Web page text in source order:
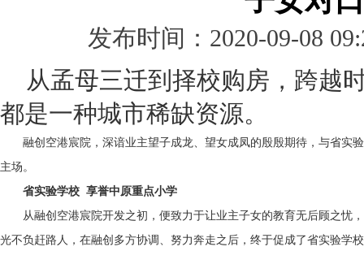
发布时间：2020-09-08
从孟母三迁到择校购房，跨越
都是一种城市稀缺资源。
融创空港宸院，深谙业主望子成龙、望女成凤的殷殷期待，与省实
主场。
省实验学校 享誉中原重点小学
从融创空港宸院开发之初，便致力于让业主子女的教育无后顾之忧
光不负赶路人，在融创多方协调、努力奔走之后，终于促成了省实验学